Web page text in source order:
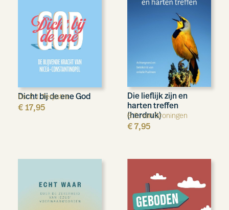
Dicht bij de ene God
Ds. E.J. Terpstra
€ 17,95
Die lieflijk zijn en
harten treffen
(herdruk)
B.S. van Groningen
€ 7,95